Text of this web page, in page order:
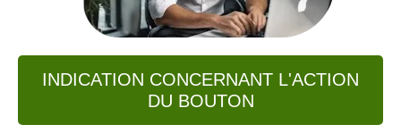
INDICATION CONCERNANT L'ACTION
DU BOUTON